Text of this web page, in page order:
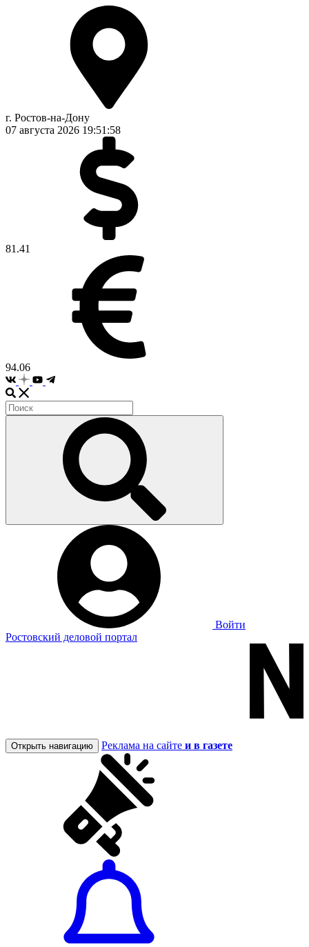
г. Ростов-на-Дону
07 августа 2026 19:51:58
81.41
94.06
Войти
Ростовский деловой портал
Открыть навигацию Реклама на сайте и в газете